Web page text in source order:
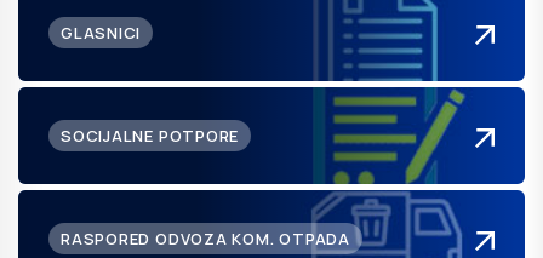
GLASNICI
SOCIJALNE POTPORE
RASPORED ODVOZA KOM. OTPADA